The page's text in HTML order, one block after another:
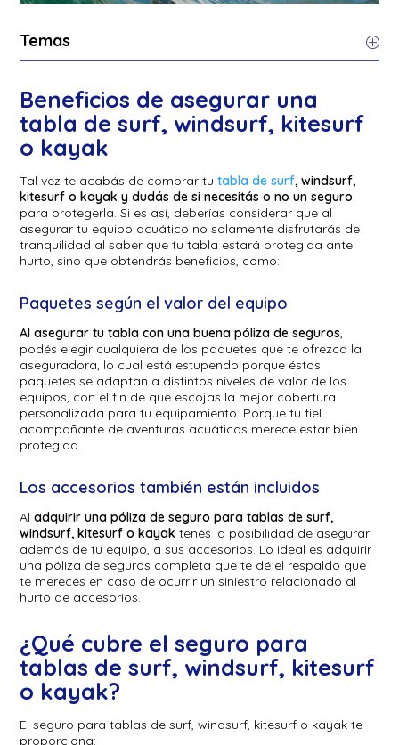
Temas
Beneficios de asegurar una
tabla de surf, windsurf, kitesurf
o kayak
Tal vez te acabás de comprar tutabla de surf, windsurf,
kitesurf o kayak y dudás de si necesitás o no un seguro
para protegerla. Si es así, deberías considerar que al
asegurar tu equipo acuático no solamente disfrutarás de
tranquilidad al saber que tu tabla estará protegida ante
hurto, sino que obtendrás beneficios, como:
Paquetes según el valor del equipo
Al asegurar tu tabla con una buena póliza de seguros,
podés elegir cualquiera de los paquetes que te ofrezca la
aseguradora, lo cual está estupendo porque éstos
paquetes se adaptan a distintos niveles de valor de los
equipos, con el fin de que escojas la mejor cobertura
personalizada para tu equipamiento. Porque tu fiel
acompañante de aventuras acuáticas merece estar bien
protegida.
Los accesorios también están incluidos
Aladquirir una póliza de seguro para tablas de surf,
windsurf, kitesurf o kayak tenés la posibilidad de asegurar
además de tu equipo, a sus accesorios. Lo ideal es adquirir
una póliza de seguros completa que te dé el respaldo que
te merecés en caso de ocurrir un siniestro relacionado al
hurto de accesorios.
¿Qué cubre el seguro para
tablas de surf, windsurf, kitesurf
o kayak?
El seguro para tablas de surf, windsurf, kitesurf o kayak te
proporciona: